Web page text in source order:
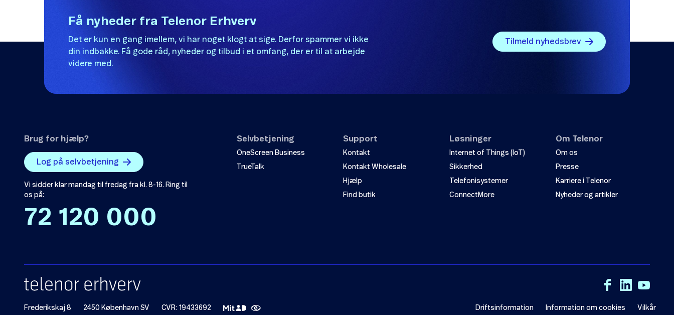
Andet
Få nyheder fra Telenor Erhverv
Det er kun en gang imellem, vi har noget klogt at sige. Derfor spammer vi ikke
din indbakke. Få gode råd, nyheder og tilbud i et omfang, der er til at arbejde
videre med.
Tilmeld nyhedsbrev
Brug for hjælp?
Log på selvbetjening
Vi sidder klar mandag til fredag fra kl. 8-16. Ring til
os på:
72 120 000
Selvbetjening
OneScreen Business
TrueTalk
Support
Kontakt
Kontakt Wholesale
Hjælp
Find butik
Løsninger
Internet of Things (IoT)
Sikkerhed
Telefonisystemer
ConnectMore
Om Telenor
Om os
Presse
Karriere i Telenor
Nyheder og artikler
Frederikskaj 8 2450 København SV CVR: 19433692 Driftsinformation Information om cookies Vilkår